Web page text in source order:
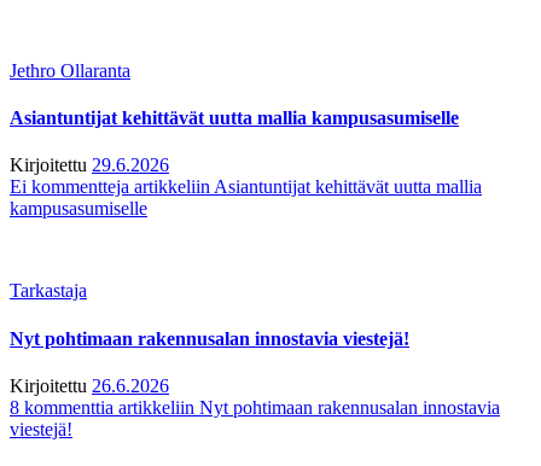
Jethro Ollaranta
Asiantuntijat kehittävät uutta mallia kampusasumiselle
Kirjoitettu 29.6.2026
Ei kommentteja artikkeliin Asiantuntijat kehittävät uutta mallia
kampusasumiselle
Tarkastaja
Nyt pohtimaan rakennusalan innostavia viestejä!
Kirjoitettu 26.6.2026
8 kommenttia artikkeliin Nyt pohtimaan rakennusalan innostavia
viestejä!